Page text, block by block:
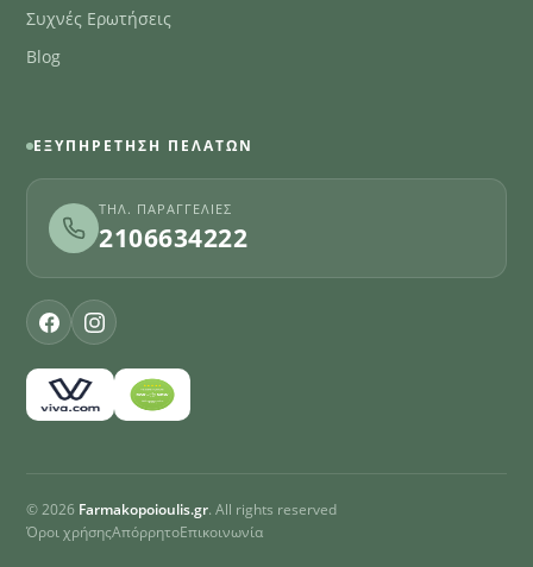
Συχνές Ερωτήσεις
Blog
ΕΞΥΠΗΡΈΤΗΣΗ ΠΕΛΑΤΏΝ
ΤΗΛ. ΠΑΡΑΓΓΕΛΊΕΣ
2106634222
© 2026 Farmakopoioulis.gr. All rights reserved
Όροι χρήσηςΑπόρρητοΕπικοινωνία